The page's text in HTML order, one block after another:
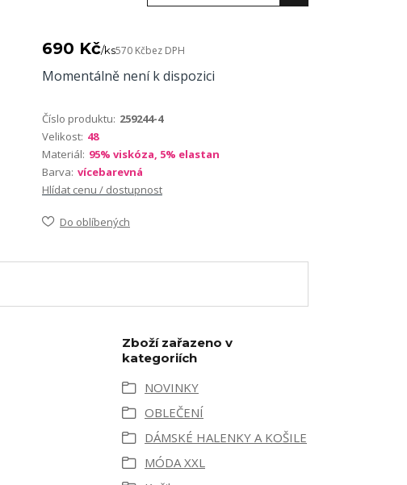
690 Kč/ks570 Kčbez DPH
Momentálně není k dispozici
Číslo produktu: 259244-4
Velikost: 48
Materiál: 95% viskóza, 5% elastan
Barva: vícebarevná
Hlídat cenu / dostupnost
Do oblíbených
Zboží zařazeno v
kategoriích
NOVINKY
OBLEČENÍ
DÁMSKÉ HALENKY A KOŠILE
MÓDA XXL